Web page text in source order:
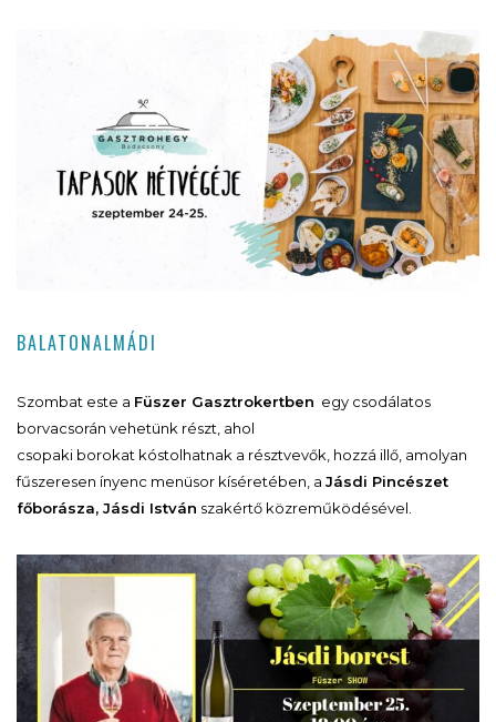
BALATONALMÁDI
Szombat este a Füszer Gasztrokertben egy csodálatos
borvacsorán vehetünk részt, ahol
csopaki borokat kóstolhatnak a résztvevők, hozzá illő, amolyan
fűszeresen ínyenc menüsor kíséretében, a Jásdi Pincészet
főborásza, Jásdi István szakértő közreműködésével.